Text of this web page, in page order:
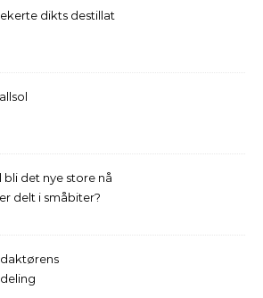
dikts destillat
bli det nye store nå
delt i småbiter?